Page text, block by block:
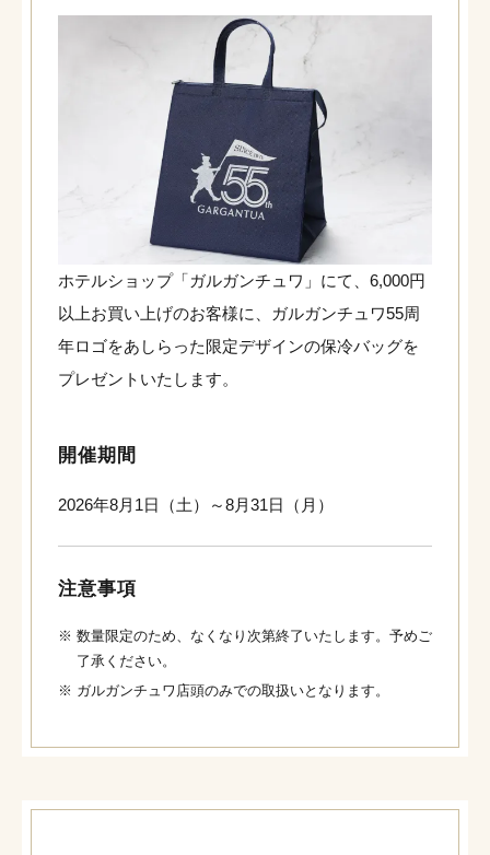
ホテルショップ「ガルガンチュワ」にて、6,000円
以上お買い上げのお客様に、ガルガンチュワ55周
年ロゴをあしらった限定デザインの保冷バッグを
プレゼントいたします。
開催期間
2026年8月1日（土）～8月31日（月）
注意事項
※ 数量限定のため、なくなり次第終了いたします。予めご
了承ください。
※ ガルガンチュワ店頭のみでの取扱いとなります。